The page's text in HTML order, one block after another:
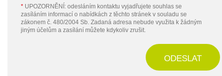
* UPOZORNĚNÍ: odesláním kontaktu vyjadřujete souhlas se
zasíláním informací o nabídkách z těchto stránek v souladu se
zákonem č. 480/2004 Sb. Zadaná adresa nebude využita k žádným
jiným účelům a zasílání můžete kdykoliv zrušit.
ODESLAT